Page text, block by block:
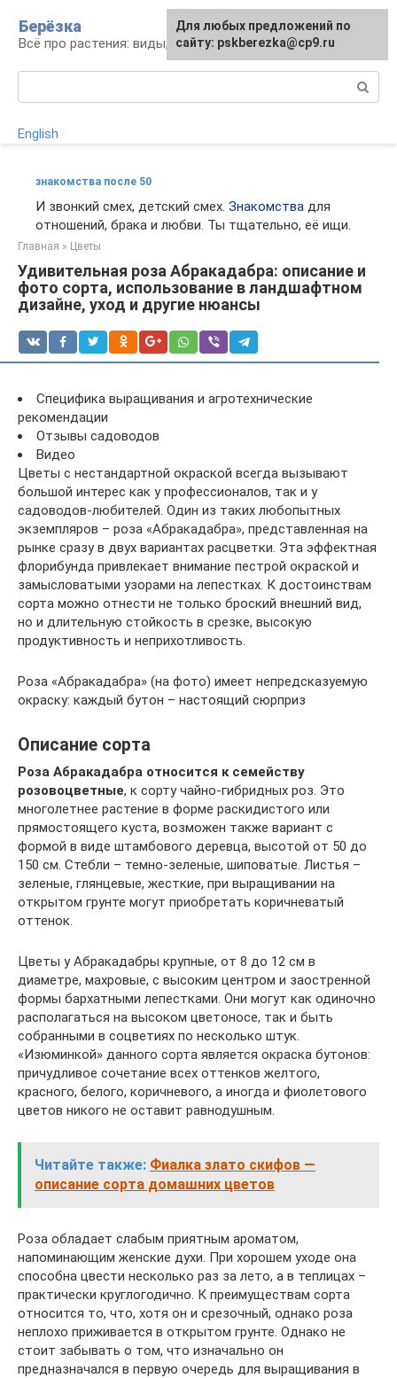
контенту
Берёзка
Всё про растения: виды, выращивание, уход
English
знакомства после 50
И звонкий смех, детский смех. Знакомства для
отношений, брака и любви. Ты тщательно, её ищи.
Главная » Цветы
Удивительная роза Абракадабра: описание и
фото сорта, использование в ландшафтном
дизайне, уход и другие нюансы
Специфика выращивания и агротехнические
рекомендации
Отзывы садоводов
Видео
Цветы с нестандартной окраской всегда вызывают
большой интерес как у профессионалов, так и у
садоводов-любителей. Один из таких любопытных
экземпляров – роза «Абракадабра», представленная на
рынке сразу в двух вариантах расцветки. Эта эффектная
флорибунда привлекает внимание пестрой окраской и
замысловатыми узорами на лепестках. К достоинствам
сорта можно отнести не только броский внешний вид,
но и длительную стойкость в срезке, высокую
продуктивность и неприхотливость.
Роза «Абракадабра» (на фото) имеет непредсказуемую
окраску: каждый бутон – настоящий сюрприз
Описание сорта
Роза Абракадабра относится к семейству
розовоцветные, к сорту чайно-гибридных роз. Это
многолетнее растение в форме раскидистого или
прямостоящего куста, возможен также вариант с
формой в виде штамбового деревца, высотой от 50 до
150 см. Стебли – темно-зеленые, шиповатые. Листья –
зеленые, глянцевые, жесткие, при выращивании на
открытом грунте могут приобретать коричневатый
оттенок.
Цветы у Абракадабры крупные, от 8 до 12 см в
диаметре, махровые, с высоким центром и заостренной
формы бархатными лепестками. Они могут как одиночно
располагаться на высоком цветоносе, так и быть
собранными в соцветиях по несколько штук.
«Изюминкой» данного сорта является окраска бутонов:
причудливое сочетание всех оттенков желтого,
красного, белого, коричневого, а иногда и фиолетового
цветов никого не оставит равнодушным.
Читайте также: Фиалка злато скифов —
описание сорта домашних цветов
Роза обладает слабым приятным ароматом,
напоминающим женские духи. При хорошем уходе она
способна цвести несколько раз за лето, а в теплицах –
практически круглогодично. К преимуществам сорта
относится то, что, хотя он и срезочный, однако роза
неплохо приживается в открытом грунте. Однако не
стоит забывать о том, что изначально он
предназначался в первую очередь для выращивания в
Для любых предложений по
сайту: pskberezka@cp9.ru